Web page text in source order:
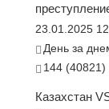
23.01.2025
День за
144 (40821)
Казахстан